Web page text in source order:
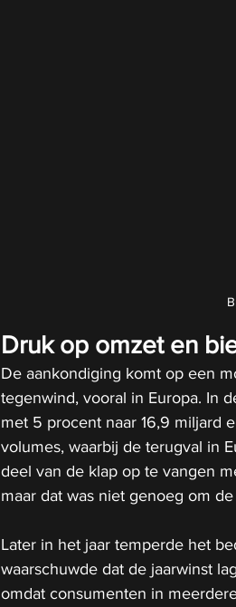
Druk op omzet en
De aankondiging komt op een
tegenwind, vooral in Europa. In
met 5 procent naar 16,9 miljard
volumes, waarbij de terugval in
deel van de klap op te vangen
maar dat was niet genoeg om
Later in het jaar temperde het
waarschuwde dat de jaarwinst
omdat consumenten in